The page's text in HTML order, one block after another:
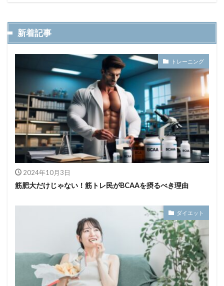
新着記事
トレーニング
2024年10月3日
筋肥大だけじゃない！筋トレ民がBCAAを摂るべき理由
ダイエット